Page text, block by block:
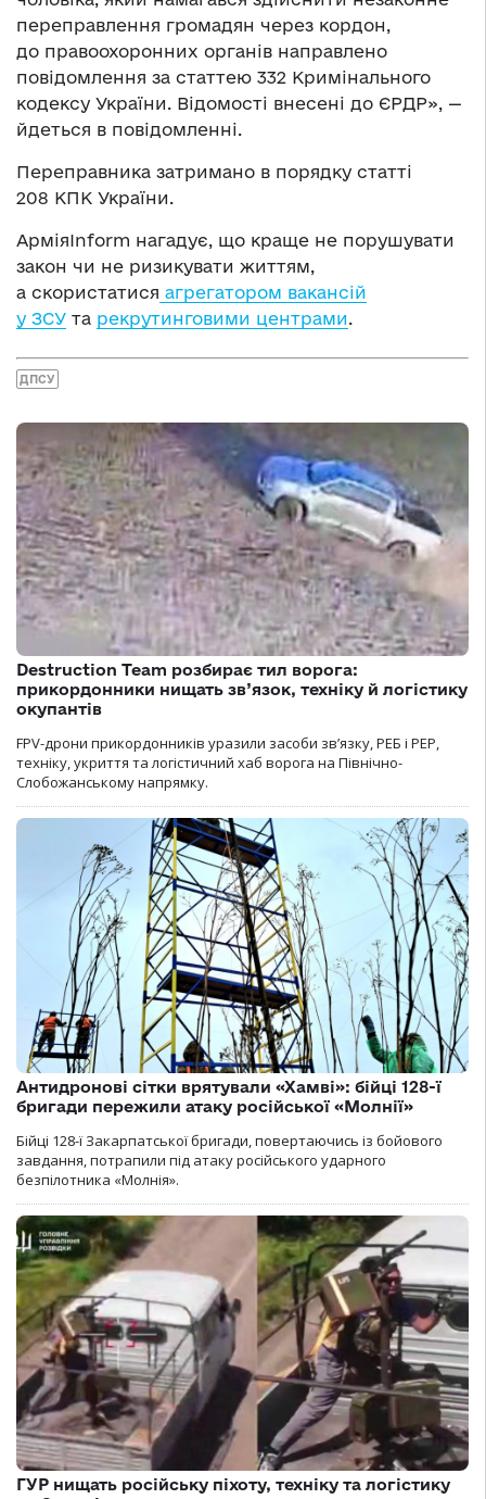
переправлення громадян через кордон,
до правоохоронних органів направлено
повідомлення за статтею 332 Кримінального
кодексу України. Відомості внесені до ЄРДР», —
йдеться в повідомленні.
Переправника затримано в порядку статті
208 КПК України.
АрміяInform нагадує, що краще не порушувати
закон чи не ризикувати життям,
а скористатися агрегатором вакансій
у ЗСУ та рекрутинговими центрами.
ДПСУ
Destruction Team розбирає тил ворога:
прикордонники нищать зв’язок, техніку й логістику
окупантів
FPV-дрони прикордонників уразили засоби зв’язку, РЕБ і РЕР,
техніку, укриття та логістичний хаб ворога на Північно-
Слобожанському напрямку.
Антидронові сітки врятували «Хамві»: бійці 128-ї
бригади пережили атаку російської «Молнії»
Бійці 128-ї Закарпатської бригади, повертаючись із бойового
завдання, потрапили під атаку російського ударного
безпілотника «Молнія».
ГУР нищать російську піхоту, техніку та логістику